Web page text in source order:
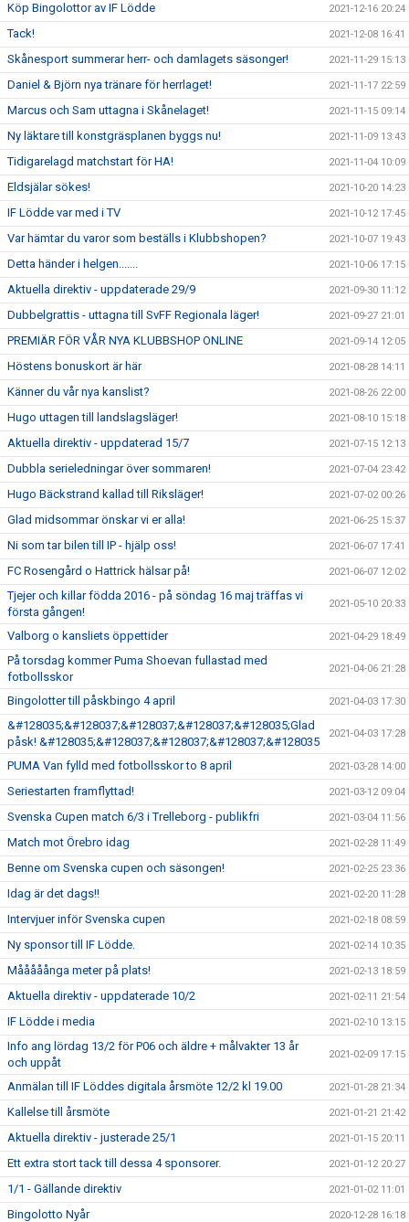
Köp Bingolottor av IF Lödde 2021-12-16 20:24
Tack! 2021-12-08 16:41
Skånesport summerar herr- och damlagets säsonger! 2021-11-29 15:13
Daniel & Björn nya tränare för herrlaget! 2021-11-17 22:59
Marcus och Sam uttagna i Skånelaget! 2021-11-15 09:14
Ny läktare till konstgräsplanen byggs nu! 2021-11-09 13:43
Tidigarelagd matchstart för HA! 2021-11-04 10:09
Eldsjälar sökes! 2021-10-20 14:23
IF Lödde var med i TV 2021-10-12 17:45
Var hämtar du varor som beställs i Klubbshopen? 2021-10-07 19:43
Detta händer i helgen....... 2021-10-06 17:15
Aktuella direktiv - uppdaterade 29/9 2021-09-30 11:12
Dubbelgrattis - uttagna till SvFF Regionala läger! 2021-09-27 21:01
PREMIÄR FÖR VÅR NYA KLUBBSHOP ONLINE 2021-09-14 12:05
Höstens bonuskort är här 2021-08-28 14:11
Känner du vår nya kanslist? 2021-08-26 22:00
Hugo uttagen till landslagsläger! 2021-08-10 15:18
Aktuella direktiv - uppdaterad 15/7 2021-07-15 12:13
Dubbla serieledningar över sommaren! 2021-07-04 23:42
Hugo Bäckstrand kallad till Riksläger! 2021-07-02 00:26
Glad midsommar önskar vi er alla! 2021-06-25 15:37
Ni som tar bilen till IP - hjälp oss! 2021-06-07 17:41
FC Rosengård o Hattrick hälsar på! 2021-06-07 12:02
Tjejer och killar födda 2016 - på söndag 16 maj träffas vi
första gången!
2021-05-10 20:33
Valborg o kansliets öppettider 2021-04-29 18:49
På torsdag kommer Puma Shoevan fullastad med
fotbollsskor
2021-04-06 21:28
Bingolotter till påskbingo 4 april 2021-04-03 17:30
&#128035;&#128037;&#128037;&#128037;&#128035;Glad
påsk! &#128035;&#128037;&#128037;&#128037;&#128035
2021-04-03 17:28
PUMA Van fylld med fotbollsskor to 8 april 2021-03-28 14:00
Seriestarten framflyttad! 2021-03-12 09:04
Svenska Cupen match 6/3 i Trelleborg - publikfri 2021-03-04 11:56
Match mot Örebro idag 2021-02-28 11:49
Benne om Svenska cupen och säsongen! 2021-02-25 23:36
Idag är det dags!! 2021-02-20 11:28
Intervjuer inför Svenska cupen 2021-02-18 08:59
Ny sponsor till IF Lödde. 2021-02-14 10:35
Mååååånga meter på plats! 2021-02-13 18:59
Aktuella direktiv - uppdaterade 10/2 2021-02-11 21:54
IF Lödde i media 2021-02-10 13:15
Info ang lördag 13/2 för P06 och äldre + målvakter 13 år
och uppåt
2021-02-09 17:15
Anmälan till IF Löddes digitala årsmöte 12/2 kl 19.00 2021-01-28 21:34
Kallelse till årsmöte 2021-01-21 21:42
Aktuella direktiv - justerade 25/1 2021-01-15 20:11
Ett extra stort tack till dessa 4 sponsorer. 2021-01-12 20:27
1/1 - Gällande direktiv 2021-01-02 11:01
Bingolotto Nyår 2020-12-28 16:18